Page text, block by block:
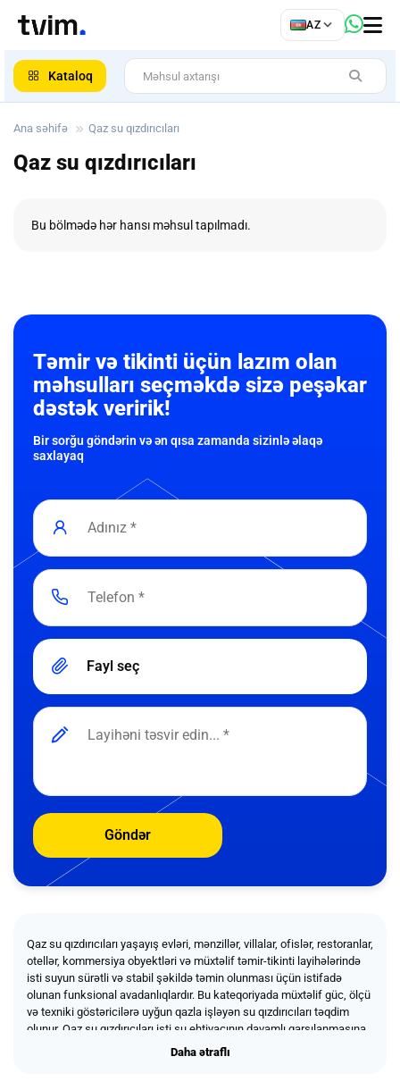
AZ
Kataloq
Ana səhifə Qaz su qızdırıcıları
Qaz su qızdırıcıları
Bu bölmədə hər hansı məhsul tapılmadı.
Təmir və tikinti üçün lazım olan
məhsulları seçməkdə sizə peşəkar
dəstək veririk!
Bir sorğu göndərin və ən qısa zamanda sizinlə əlaqə
saxlayaq
Fayl seç
Göndər
Qaz su qızdırıcıları yaşayış evləri, mənzillər, villalar, ofislər, restoranlar,
otellər, kommersiya obyektləri və müxtəlif təmir-tikinti layihələrində
isti suyun sürətli və stabil şəkildə təmin olunması üçün istifadə
olunan funksional avadanlıqlardır. Bu kateqoriyada müxtəlif güc, ölçü
və texniki göstəricilərə uyğun qazla işləyən su qızdırıcıları təqdim
olunur. Qaz su qızdırıcıları isti su ehtiyacının davamlı qarşılanmasına,
gündəlik istifadənin daha rahat olmasına və məkanlarda isti su
Daha ətraflı
Daha ətraflı